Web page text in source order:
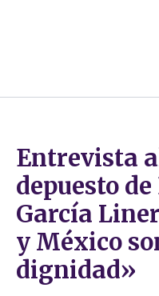
Entrevista
depuesto
García
y México
dignidad»